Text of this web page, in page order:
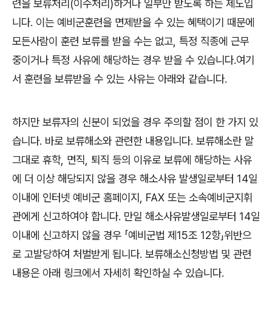
련을 보류처리 (이수처리 )하거나 일부만 받도록 하는 제도입
니다. 이는 예비군훈련을 면제받을 수 있는 혜택이기 때문에
모든사람이 훈련 보류를 받을 수는 없고 특정 직종에 근무
중이거나 특정 사유에 해당하는 경우 받을 수 있습니다.여기
서 훈련을 보류받을 수 있는 사유는 아래와 같습니다.
하지만 보류자의 신분이 되었을 경우 주의할 점이 한 가지 있
습니다. 바로 보류해소와 관련한 내용입니다. 보류해소란 말
그대로 휴학, 면직 퇴직 등의 이유로 보류에 해당하는 사유
에 더 이상 해당되지 않을 경우 해소사유 발생일로부터 14일
이내에 인터넷 예비군 홈페이지 , FAX 또는 소속예비군지휘
관에게 신고하여야 합니다. 만일 해소사유발생일로부터 14일
이내에 신고하지 않을 경우 「예비군법 제 15조 12항」위반으
로 고발당하여 처벌받게 됩니다. 보류해소신청방법 및 관련
내용은 아래 링크에서 자세히 확인하실 수 있습니다.